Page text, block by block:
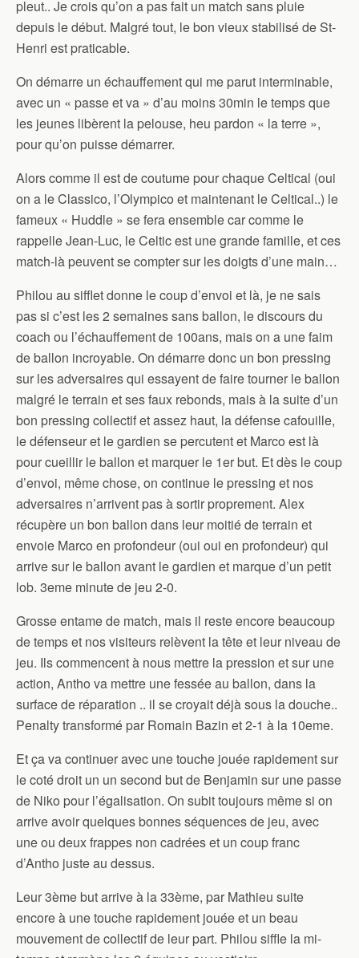
pleut.. Je crois qu’on a pas fait un match sans pluie
depuis le début. Malgré tout, le bon vieux stabilisé de St-
Henri est praticable.
On démarre un échauffement qui me parut interminable,
avec un « passe et va » d’au moins 30min le temps que
les jeunes libèrent la pelouse, heu pardon « la terre »,
pour qu’on puisse démarrer.
Alors comme il est de coutume pour chaque Celtical (oui
on a le Classico, l’Olympico et maintenant le Celtical..) le
fameux « Huddle » se fera ensemble car comme le
rappelle Jean-Luc, le Celtic est une grande famille, et ces
match-là peuvent se compter sur les doigts d’une main…
Philou au sifflet donne le coup d’envoi et là, je ne sais
pas si c’est les 2 semaines sans ballon, le discours du
coach ou l’échauffement de 100ans, mais on a une faim
de ballon incroyable. On démarre donc un bon pressing
sur les adversaires qui essayent de faire tourner le ballon
malgré le terrain et ses faux rebonds, mais à la suite d’un
bon pressing collectif et assez haut, la défense cafouille,
le défenseur et le gardien se percutent et Marco est là
pour cueillir le ballon et marquer le 1er but. Et dès le coup
d’envoi, même chose, on continue le pressing et nos
adversaires n’arrivent pas à sortir proprement. Alex
récupère un bon ballon dans leur moitié de terrain et
envoie Marco en profondeur (oui oui en profondeur) qui
arrive sur le ballon avant le gardien et marque d’un petit
lob. 3eme minute de jeu 2-0.
Grosse entame de match, mais il reste encore beaucoup
de temps et nos visiteurs relèvent la tête et leur niveau de
jeu. Ils commencent à nous mettre la pression et sur une
action, Antho va mettre une fessée au ballon, dans la
surface de réparation .. il se croyait déjà sous la douche..
Penalty transformé par Romain Bazin et 2-1 à la 10eme.
Et ça va continuer avec une touche jouée rapidement sur
le coté droit un un second but de Benjamin sur une passe
de Niko pour l’égalisation. On subit toujours même si on
arrive avoir quelques bonnes séquences de jeu, avec
une ou deux frappes non cadrées et un coup franc
d’Antho juste au dessus.
Leur 3ème but arrive à la 33ème, par Mathieu suite
encore à une touche rapidement jouée et un beau
mouvement de collectif de leur part. Philou siffle la mi-